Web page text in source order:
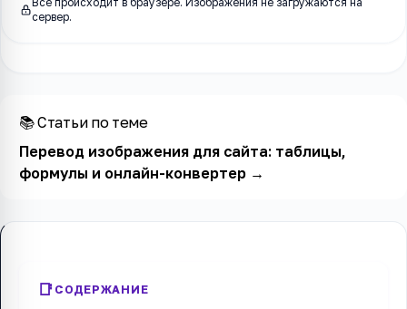
сервер.
📚 Статьи по теме
Перевод изображения для сайта: таблицы,
формулы и онлайн-конвертер→
СОДЕРЖАНИЕ